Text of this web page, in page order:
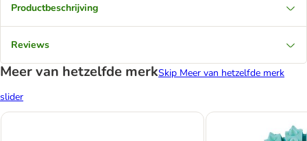
Productbeschrijving
Reviews
Meer van hetzelfde merkSkip Meer van hetzelfde merk
slider